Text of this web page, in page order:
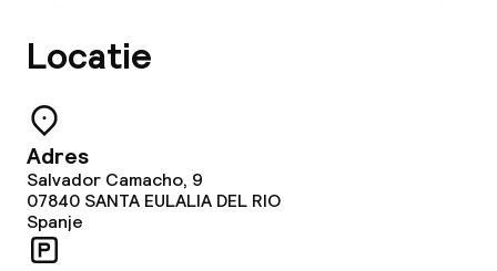
Terras
Locatie
Adres
Salvador Camacho, 9
07840 SANTA EULALIA DEL RIO
Spanje